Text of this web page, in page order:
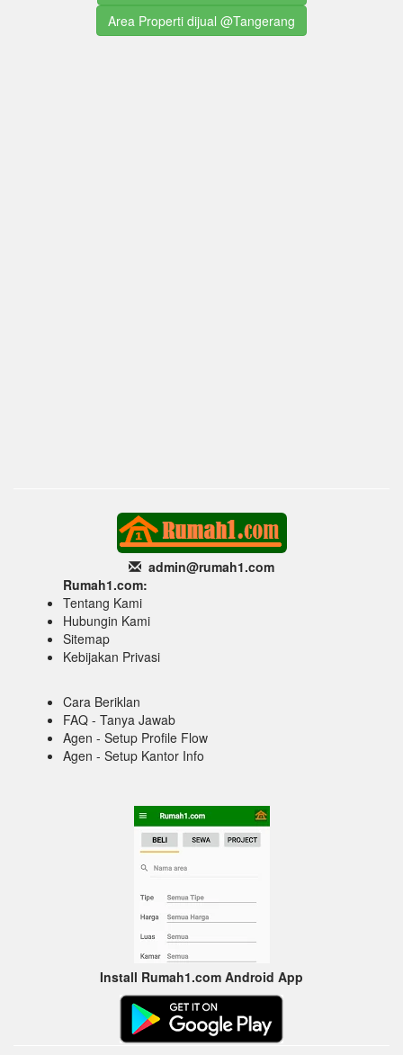
Area Properti dijual @Tangerang
admin@rumah1.com
Rumah1.com:
Tentang Kami
Hubungin Kami
Sitemap
Kebijakan Privasi
Cara Beriklan
FAQ - Tanya Jawab
Agen - Setup Profile Flow
Agen - Setup Kantor Info
Install Rumah1.com Android App